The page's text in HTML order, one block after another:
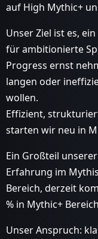
auf High Mythic+
Unser Ziel ist es,
für ambitionierte
Progress ernst
langen oder
wollen.
Effizient,
starten wir neu in
Ein Großteil
Erfahrung im
Bereich, derzeit
% in Mythic+
Unser Anspruch: